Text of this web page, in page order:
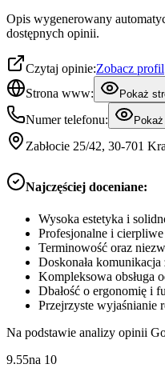
Opis wygenerowany
dostępnych opinii.
Czytaj opinie:Zobacz profil
Strona www:
Pokaż
Numer telefonu:
Zabłocie 25/42, 30-701
Najczęściej doceniane:
Wysoka estetyka i
Profesjonalne i
Terminowość oraz
Doskonała komunikacja
Kompleksowa obsługa
Dbałość o ergonomię i
Przejrzyste wyjaśnianie
Na podstawie analizy opinii
9.55na 10